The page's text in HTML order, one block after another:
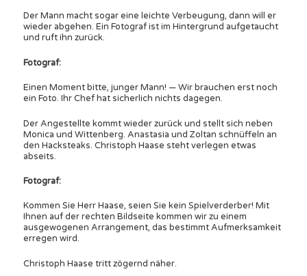
Der Mann macht sogar eine leichte Verbeugung, dann will er
wieder abgehen. Ein Fotograf ist im Hintergrund aufgetaucht
und ruft ihn zurück.
Fotograf:
Einen Moment bitte, junger Mann! — Wir brauchen erst noch
ein Foto. Ihr Chef hat sicherlich nichts dagegen.
Der Angestellte kommt wieder zurück und stellt sich neben
Monica und Wittenberg. Anastasia und Zoltan schnüffeln an
den Hacksteaks. Christoph Haase steht verlegen etwas
abseits.
Fotograf:
Kommen Sie Herr Haase, seien Sie kein Spielverderber! Mit
Ihnen auf der rechten Bildseite kommen wir zu einem
ausgewogenen Arrangement, das bestimmt Aufmerksamkeit
erregen wird.
Christoph Haase tritt zögernd näher.